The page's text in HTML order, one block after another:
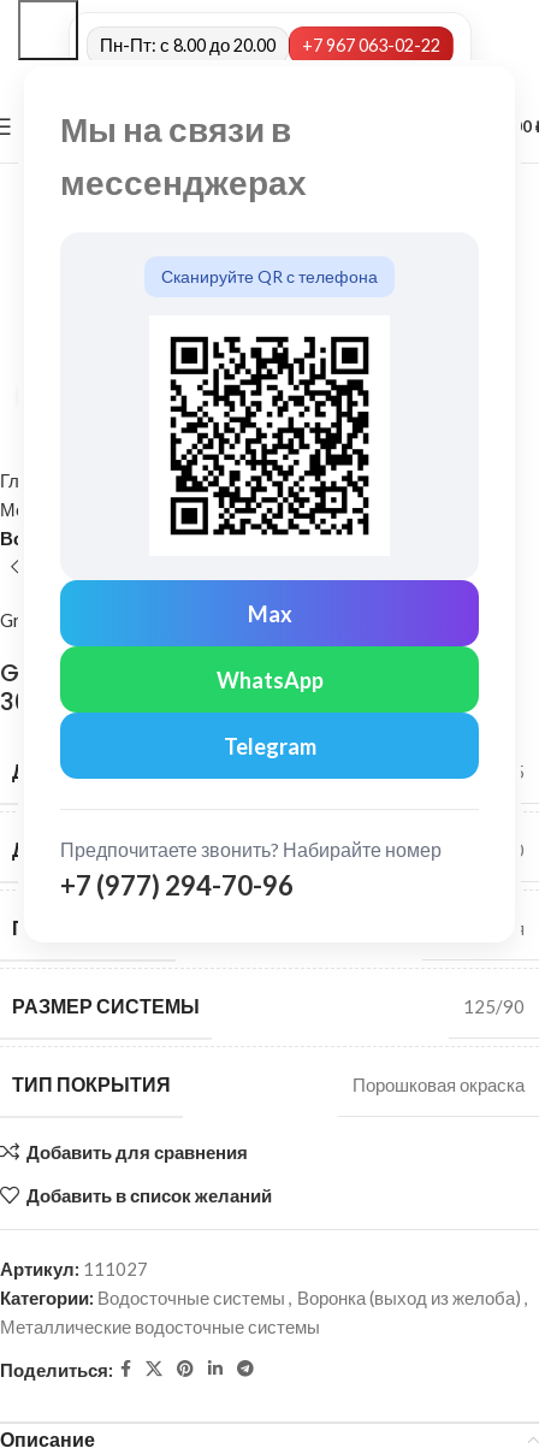
Мы на связи в
мессенджерах
Сканируйте QR с телефона
Max
WhatsApp
Telegram
Предпочитаете звонить? Набирайте номер
+7 (977) 294-70-96
Пн-Пт: с 8.00 до 20.00 +7 967 063-02-22
МЕНЮ 0,00
Нажмите, чтобы увеличить
Главная
Водосточные системы
Металлические водосточные системы
Воронка (выход из желоба)
Grand Line
Grand Line: Воронка желоба 125/90 ПО Ral
3011
ДИАМЕТР ЖЕЛОБА 125
ДИАМЕТР ТРУБЫ 90
ПОВЕРХНОСТЬ Глянцевая
РАЗМЕР СИСТЕМЫ 125/90
ТИП ПОКРЫТИЯ Порошковая окраска
Добавить для сравнения
Добавить в список желаний
Артикул: 111027
Категории: Водосточные системы , Воронка (выход из желоба) ,
Металлические водосточные системы
Поделиться:
Описание